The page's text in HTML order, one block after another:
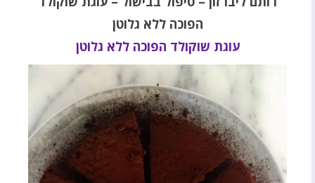
הפוכה ללא גלוטן
עוגת שוקולד הפוכה ללא גלוטן